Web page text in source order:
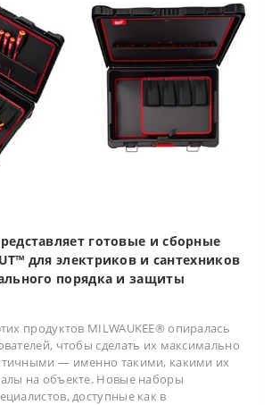
готовые и сборные
для электриков и сантехников
порядка и защиты
продуктов MILWAUKEE® опиралась
чтобы сделать их максимально
— именно такими, какими их
на объекте. Новые наборы
доступные как в